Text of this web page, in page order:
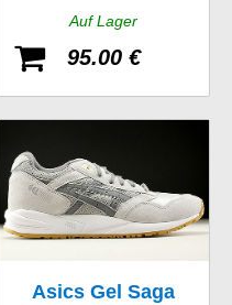
Auf Lager
95.00 €
Asics Gel Saga